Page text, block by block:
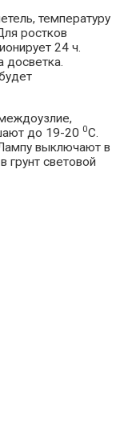
температуру
ростков
24 ч.
досветка.
до 19-20 0С.
выключают в
грунт световой